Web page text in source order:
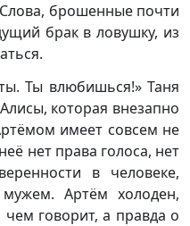
брошенные почти
брак в ловушку, из
Ты влюбишься!» Таня
которая внезапно
имеет совсем не
нет права голоса, нет
в человеке,
Артём холоден,
говорит, а правда о